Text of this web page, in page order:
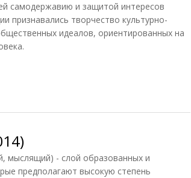
самодержавию и защитой интересов
признавались творчество культурно-
идеалов, ориентированных на
- слой образованных и
предполагают высокую степень